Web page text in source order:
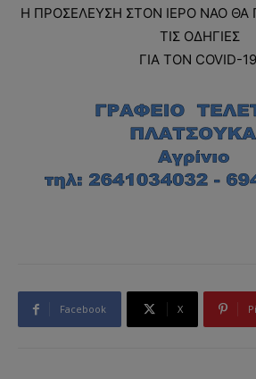
Η ΠΡΟΣΕΛΕΥΣΗ ΣΤΟΝ ΙΕΡΟ ΝΑΟ ΘΑ
ΤΙΣ ΟΔΗΓΙΕΣ
ΓΙΑ ΤΟΝ COVID-
Facebook X